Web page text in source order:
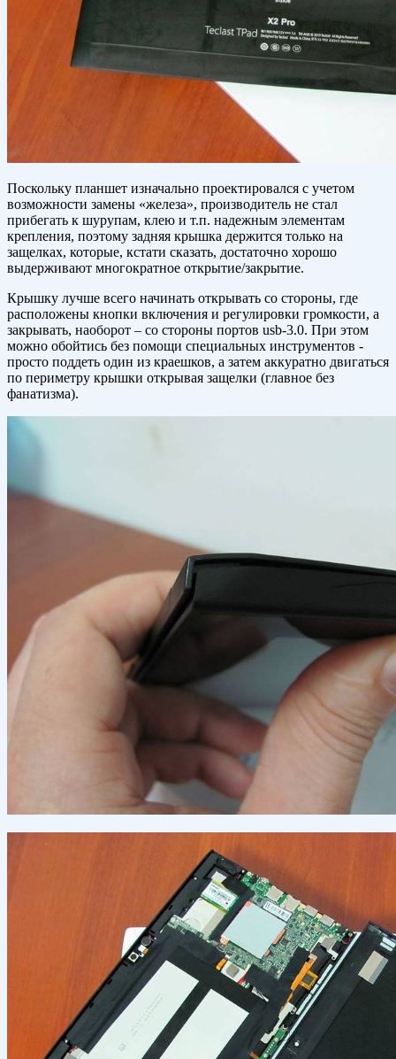
Поскольку планшет изначально проектировался с учетом
возможности замены «железа», производитель не стал
прибегать к шурупам, клею и т.п. надежным элементам
крепления, поэтому задняя крышка держится только на
защелках, которые, кстати сказать, достаточно хорошо
выдерживают многократное открытие/закрытие.
Крышку лучше всего начинать открывать со стороны, где
расположены кнопки включения и регулировки громкости, а
закрывать, наоборот – со стороны портов usb-3.0. При этом
можно обойтись без помощи специальных инструментов -
просто поддеть один из краешков, а затем аккуратно двигаться
по периметру крышки открывая защелки (главное без
фанатизма).